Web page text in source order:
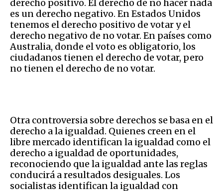
derecho positivo. El derecho de no hacer nada
es un derecho negativo. En Estados Unidos
tenemos el derecho positivo de votar y el
derecho negativo de no votar. En países como
Australia, donde el voto es obligatorio, los
ciudadanos tienen el derecho de votar, pero
no tienen el derecho de no votar.
Otra controversia sobre derechos se basa en el
derecho a la igualdad. Quienes creen en el
libre mercado identifican la igualdad como el
derecho a igualdad de oportunidades,
reconociendo que la igualdad ante las reglas
conducirá a resultados desiguales. Los
socialistas identifican la igualdad con